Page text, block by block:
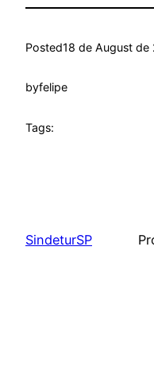
Posted18 de August de
byfelipe
Tags:
SindeturSP